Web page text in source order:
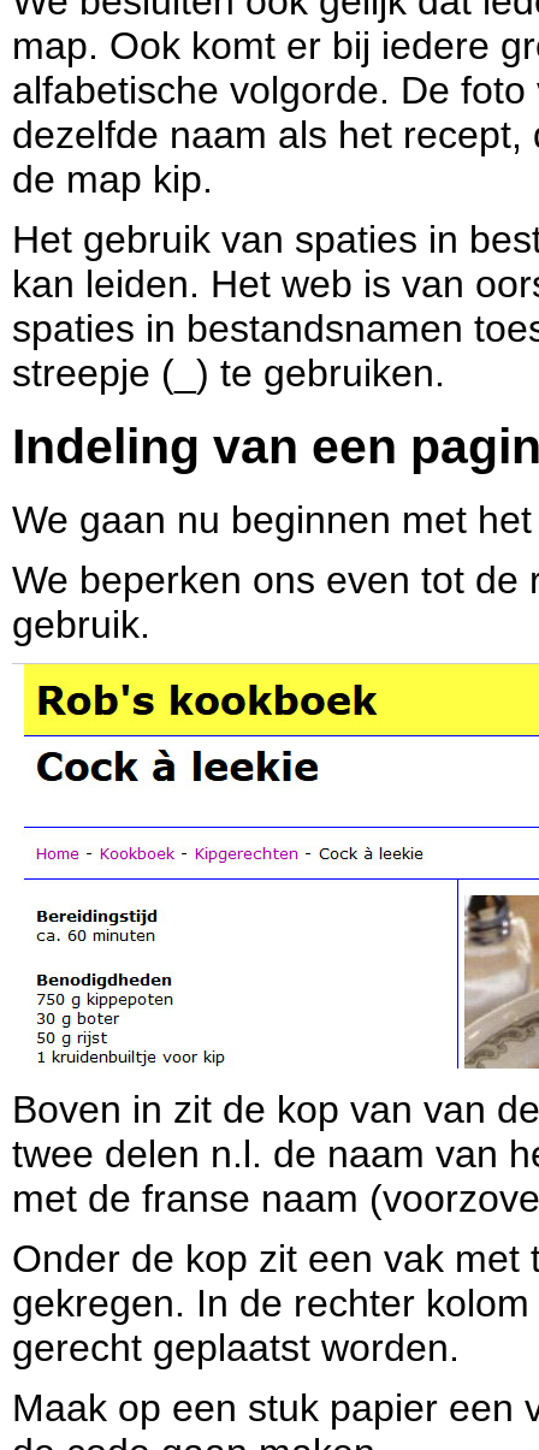
map. Ook komt er bij iedere
alfabetische volgorde. De
dezelfde naam als het
de map kip.
Het gebruik van spaties in
kan leiden. Het web is van
spaties in bestandsnamen
streepje (_) te gebruiken.
Indeling van een
We gaan nu beginnen met
We beperken ons even tot
gebruik.
Boven in zit de kop van van
twee delen n.l. de naam van
met de franse naam
Onder de kop zit een vak
gekregen. In de rechter
gerecht geplaatst worden.
Maak op een stuk papier een